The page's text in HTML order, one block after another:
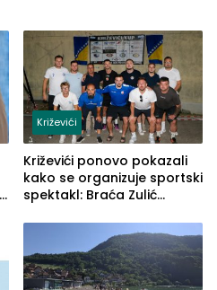
Križevići
Križevići ponovo pokazali
kako se organizuje sportski
spektakl: Braća Zulić